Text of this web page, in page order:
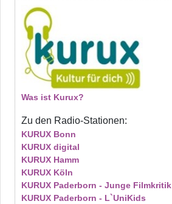
Was ist Kurux?
Zu den Radio-Stationen:
KURUX Bonn
KURUX digital
KURUX Hamm
KURUX Köln
KURUX Paderborn - Junge Filmkritik
KURUX Paderborn - L`UniKids